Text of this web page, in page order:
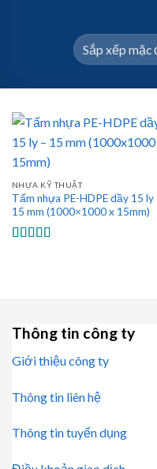
NHỰA KỸ THUẬT
Tấm nhựa PE-HDPE dầy 15 ly
15 mm (1000×1000 x 15mm)
Thông tin công ty
Giới thiệu công ty
Thông tin liên hệ
Thông tin tuyển dụng